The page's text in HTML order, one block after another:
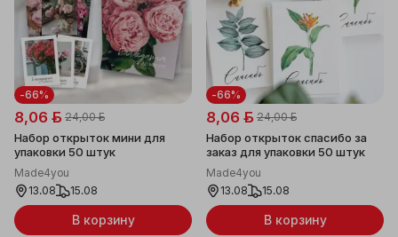
-66%
8,06 ƃ 24,00 ƃ
Набор открыток мини для
упаковки 50 штук
Made4you
13.08
15.08
В корзину
-66%
8,06 ƃ 24,00 ƃ
Набор открыток спасибо за
заказ для упаковки 50 штук
Made4you
13.08
15.08
В корзину